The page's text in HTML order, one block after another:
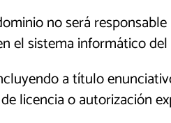
no será
el sistema informático
a título
licencia o autorización